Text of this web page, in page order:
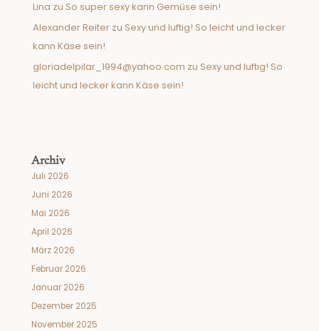
Lina zu So super sexy kann Gemüse sein!
Alexander Reiter zu Sexy und luftig! So leicht und lecker
kann Käse sein!
gloriadelpilar_1994@yahoo.com zu Sexy und luftig! So
leicht und lecker kann Käse sein!
Archiv
Juli 2026
Juni 2026
Mai 2026
April 2026
März 2026
Februar 2026
Januar 2026
Dezember 2025
November 2025